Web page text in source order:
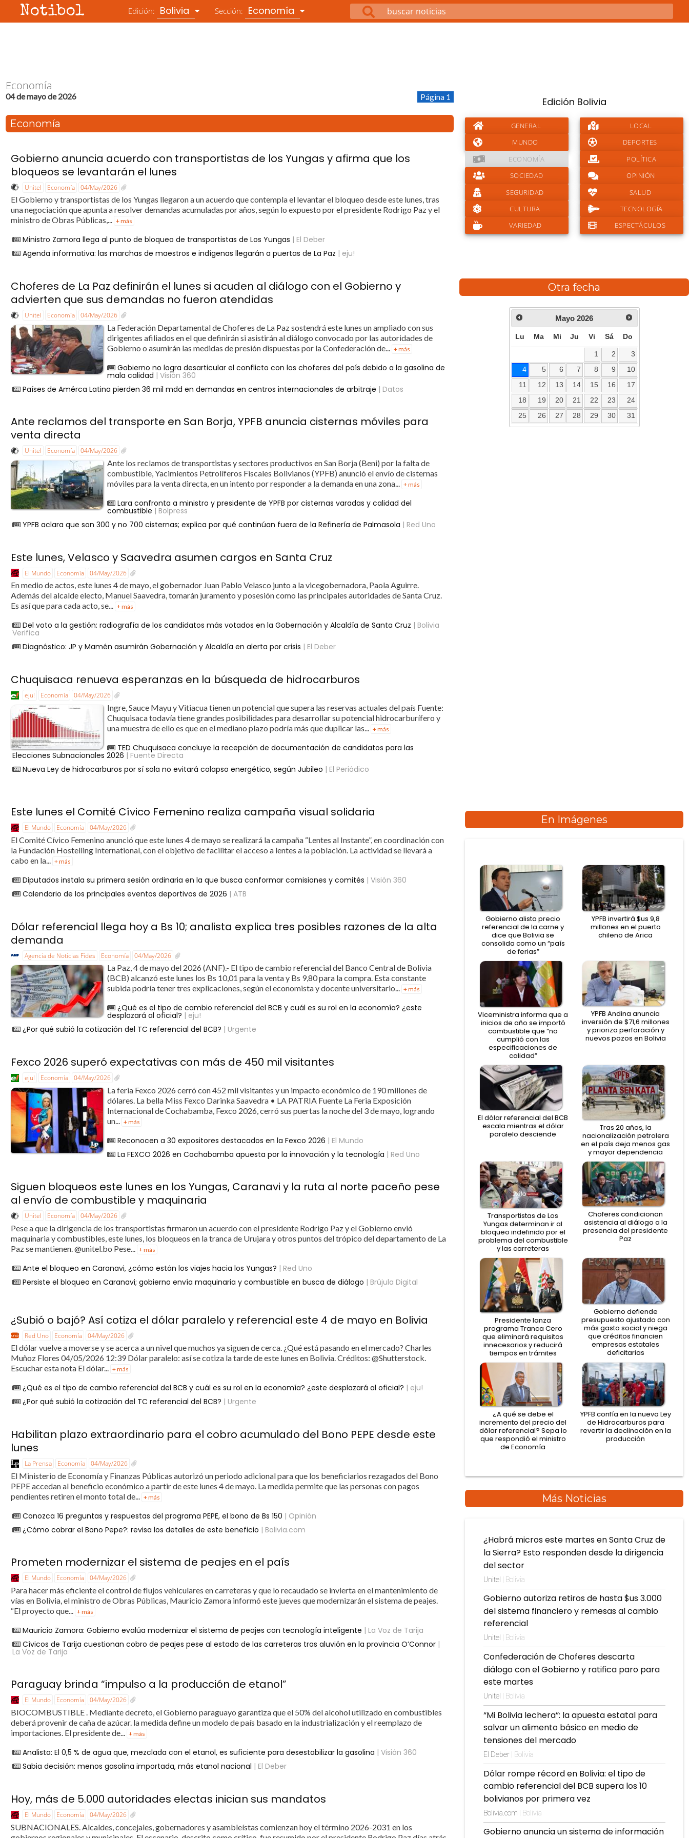
Notibol Edición: Bolivia Sección: Economía
Economía
04 de mayo de 2026 Página 1
Economía
Gobierno anuncia acuerdo con transportistas de los Yungas y afirma que los
bloqueos se levantarán el lunes
Unitel Economía 04/May/2026
El Gobierno y transportistas de los Yungas llegaron a un acuerdo que contempla el levantar el bloqueo desde este lunes, tras
una negociación que apunta a resolver demandas acumuladas por años, según lo expuesto por el presidente Rodrigo Paz y el
ministro de Obras Públicas,... + más
Ministro Zamora llega al punto de bloqueo de transportistas de Los Yungas | El Deber
Agenda informativa: las marchas de maestros e indígenas llegarán a puertas de La Paz | eju!
Choferes de La Paz definirán el lunes si acuden al diálogo con el Gobierno y
advierten que sus demandas no fueron atendidas
Unitel Economía 04/May/2026
La Federación Departamental de Choferes de La Paz sostendrá este lunes un ampliado con sus
dirigentes afiliados en el que definirán si asistirán al diálogo convocado por las autoridades de
Gobierno o asumirán las medidas de presión dispuestas por la Confederación de...
+ más
Gobierno no logra desarticular el conflicto con los choferes del país debido a la gasolina de
mala calidad | Visión 360
Países de Amérca Latina pierden 36 mil mdd en demandas en centros internacionales de arbitraje | Datos
Ante reclamos del transporte en San Borja, YPFB anuncia cisternas móviles para
venta directa
Unitel Economía 04/May/2026
Ante los reclamos de transportistas y sectores productivos en San Borja (Beni) por la falta de
combustible, Yacimientos Petrolíferos Fiscales Bolivianos (YPFB) anunció el envío de cisternas
móviles para la venta directa, en un intento por responder a la demanda en una zona... + más
Lara confronta a ministro y presidente de YPFB por cisternas varadas y calidad del
combustible | Bolpress
YPFB aclara que son 300 y no 700 cisternas; explica por qué continúan fuera de la Refinería de Palmasola | Red Uno
Este lunes, Velasco y Saavedra asumen cargos en Santa Cruz
El Mundo Economía 04/May/2026
En medio de actos, este lunes 4 de mayo, el gobernador Juan Pablo Velasco junto a la vicegobernadora, Paola Aguirre.
Además del alcalde electo, Manuel Saavedra, tomarán juramento y posesión como las principales autoridades de Santa Cruz.
Es así que para cada acto, se... + más
Del voto a la gestión: radiografía de los candidatos más votados en la Gobernación y Alcaldía de Santa Cruz | Bolivia
Verifica
Diagnóstico: JP y Mamén asumirán Gobernación y Alcaldía en alerta por crisis | El Deber
Chuquisaca renueva esperanzas en la búsqueda de hidrocarburos
eju! Economía 04/May/2026
Ingre, Sauce Mayu y Vitiacua tienen un potencial que supera las reservas actuales del país Fuente:
Chuquisaca todavía tiene grandes posibilidades para desarrollar su potencial hidrocarburífero y
una muestra de ello es que en el mediano plazo podría más que duplicar las...
+ más
TED Chuquisaca concluye la recepción de documentación de candidatos para las
Elecciones Subnacionales 2026 | Fuente Directa
Nueva Ley de hidrocarburos por sí sola no evitará colapso energético, según Jubileo | El Periódico
Edición Bolivia
GENERAL
LOCAL
MUNDO
DEPORTES
ECONOMÍA
POLÍTICA
SOCIEDAD
OPINIÓN
SEGURIDAD
SALUD
CULTURA
TECNOLOGÍA
VARIEDAD
ESPECTÁCULOS
Otra fecha
Mayo 2026
Lu Ma Mi Ju Vi Sá Do
1 2
3
4
5 6 7 8 9
10
11
12 13 14 15 16
17
18
19 20 21 22 23
24
25
26 27 28 29 30 31
Este lunes el Comité Cívico Femenino realiza campaña visual solidaria
El Mundo Economía 04/May/2026
El Comité Cívico Femenino anunció que este lunes 4 de mayo se realizará la campaña “Lentes al Instante”, en coordinación con
la Fundación Hostelling International, con el objetivo de facilitar el acceso a lentes a la población. La actividad se llevará a
cabo en la... + más
Diputados instala su primera sesión ordinaria en la que busca conformar comisiones y comités | Visión 360
Calendario de los principales eventos deportivos de 2026 | ATB
Dólar referencial llega hoy a Bs 10; analista explica tres posibles razones de la alta
demanda
Agencia de Noticias Fides Economía 04/May/2026
La Paz, 4 de mayo del 2026 (ANF).- El tipo de cambio referencial del Banco Central de Bolivia
(BCB) alcanzó este lunes los Bs 10,01 para la venta y Bs 9,80 para la compra. Esta constante
subida podría tener tres explicaciones, según el economista y docente universitario... + más
¿Qué es el tipo de cambio referencial del BCB y cuál es su rol en la economía? ¿este
desplazará al oficial? | eju!
¿Por qué subió la cotización del TC referencial del BCB? | Urgente
Fexco 2026 superó expectativas con más de 450 mil visitantes
eju! Economía 04/May/2026
La feria Fexco 2026 cerró con 452 mil visitantes y un impacto económico de 190 millones de
dólares. La bella Miss Fexco Darinka Saavedra • LA PATRIA Fuente La Feria Exposición
Internacional de Cochabamba, Fexco 2026, cerró sus puertas la noche del 3 de mayo, logrando
un...
+ más
Reconocen a 30 expositores destacados en la Fexco 2026 | El Mundo
La FEXCO 2026 en Cochabamba apuesta por la innovación y la tecnología | Red Uno
Siguen bloqueos este lunes en los Yungas, Caranavi y la ruta al norte paceño pese
al envío de combustible y maquinaria
Unitel Economía 04/May/2026
Pese a que la dirigencia de los transportistas firmaron un acuerdo con el presidente Rodrigo Paz y el Gobierno envió
maquinaria y combustibles, este lunes, los bloqueos en la tranca de Urujara y otros puntos del trópico del departamento de La
Paz se mantienen. @unitel.bo Pese... + más
Ante el bloqueo en Caranavi, ¿cómo están los viajes hacia los Yungas? | Red Uno
Persiste el bloqueo en Caranavi; gobierno envía maquinaria y combustible en busca de diálogo | Brújula Digital
¿Subió o bajó? Así cotiza el dólar paralelo y referencial este 4 de mayo en Bolivia
Red Uno Economía 04/May/2026
El dólar vuelve a moverse y se acerca a un nivel que muchos ya siguen de cerca. ¿Qué está pasando en el mercado? Charles
Muñoz Flores 04/05/2026 12:39 Dólar paralelo: así se cotiza la tarde de este lunes en Bolivia. Créditos: @Shutterstock.
Escuchar esta nota El dólar... + más
¿Qué es el tipo de cambio referencial del BCB y cuál es su rol en la economía? ¿este desplazará al oficial? | eju!
¿Por qué subió la cotización del TC referencial del BCB? | Urgente
Habilitan plazo extraordinario para el cobro acumulado del Bono PEPE desde este
lunes
La Prensa Economía 04/May/2026
El Ministerio de Economía y Finanzas Públicas autorizó un periodo adicional para que los beneficiarios rezagados del Bono
PEPE accedan al beneficio económico a partir de este lunes 4 de mayo. La medida permite que las personas con pagos
pendientes retiren el monto total de...
+ más
Conozca 16 preguntas y respuestas del programa PEPE, el bono de Bs 150 | Opinión
¿Cómo cobrar el Bono Pepe?: revisa los detalles de este beneficio | Bolivia.com
Prometen modernizar el sistema de peajes en el país
El Mundo Economía 04/May/2026
Para hacer más eficiente el control de flujos vehiculares en carreteras y que lo recaudado se invierta en el mantenimiento de
vías en Bolivia, el ministro de Obras Públicas, Mauricio Zamora informó este jueves que modernizarán el sistema de peajes.
“El proyecto que... + más
Mauricio Zamora: Gobierno evalúa modernizar el sistema de peajes con tecnología inteligente | La Voz de Tarija
Cívicos de Tarija cuestionan cobro de peajes pese al estado de las carreteras tras aluvión en la provincia O’Connor |
La Voz de Tarija
Paraguay brinda “impulso a la producción de etanol”
El Mundo Economía 04/May/2026
BIOCOMBUSTIBLE . Mediante decreto, el Gobierno paraguayo garantiza que el 50% del alcohol utilizado en combustibles
deberá provenir de caña de azúcar. la medida define un modelo de país basado en la industrialización y el reemplazo de
importaciones. El presidente de... + más
Analista: El 0,5 % de agua que, mezclada con el etanol, es suficiente para desestabilizar la gasolina | Visión 360
Sabia decisión: menos gasolina importada, más etanol nacional | El Deber
Hoy, más de 5.000 autoridades electas inician sus mandatos
El Mundo Economía 04/May/2026
SUBNACIONALES. Alcaldes, concejales, gobernadores y asambleístas comienzan hoy el término 2026-2031 en los
En Imágenes
Gobierno alista precio
referencial de la carne y
dice que Bolivia se
consolida como un “país
de ferias”
YPFB invertirá $us 9,8
millones en el puerto
chileno de Arica
Viceministra informa que a
inicios de año se importó
combustible que “no
cumplió con las
especificaciones de
calidad”
YPFB Andina anuncia
inversión de $71,6 millones
y prioriza perforación y
nuevos pozos en Bolivia
El dólar referencial del BCB
escala mientras el dólar
paralelo desciende
Tras 20 años, la
nacionalización petrolera
en el país deja menos gas
y mayor dependencia
Transportistas de Los
Yungas determinan ir al
bloqueo indefinido por el
problema del combustible
y las carreteras
Choferes condicionan
asistencia al diálogo a la
presencia del presidente
Paz
Presidente lanza
programa Tranca Cero
que eliminará requisitos
innecesarios y reducirá
tiempos en trámites
Gobierno defiende
presupuesto ajustado con
más gasto social y niega
que créditos financien
empresas estatales
deficitarias
¿A qué se debe el
incremento del precio del
dólar referencial? Sepa lo
que respondió el ministro
de Economía
YPFB confía en la nueva Ley
de Hidrocarburos para
revertir la declinación en la
producción
Más Noticias
¿Habrá micros este martes en Santa Cruz de
la Sierra? Esto responden desde la dirigencia
del sector
Unitel | Bolivia
Gobierno autoriza retiros de hasta $us 3.000
del sistema financiero y remesas al cambio
referencial
Unitel | Bolivia
Confederación de Choferes descarta
diálogo con el Gobierno y ratifica paro para
este martes
Unitel | Bolivia
“Mi Bolivia lechera”: la apuesta estatal para
salvar un alimento básico en medio de
tensiones del mercado
El Deber | Bolivia
Dólar rompe récord en Bolivia: el tipo de
cambio referencial del BCB supera los 10
bolivianos por primera vez
Bolivia.com | Bolivia
Gobierno anuncia un sistema de información